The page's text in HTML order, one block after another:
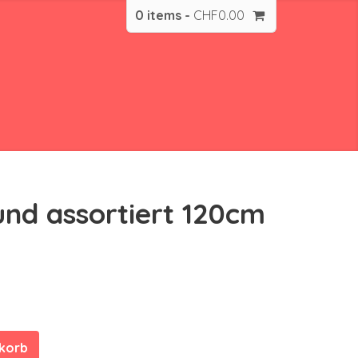
0 items - CHF0.00
assortiert 120cm